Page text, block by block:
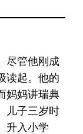
尽管他刚成
读起。他的
妈妈讲瑞典
儿子三岁时
升入小学